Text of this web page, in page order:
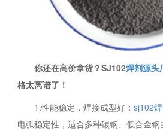
你还在高价拿货？SJ102焊剂源头
格太离谱了！
1.性能稳定，焊接成型好：sj102
电弧稳定性，适合多种碳钢、低合金钢